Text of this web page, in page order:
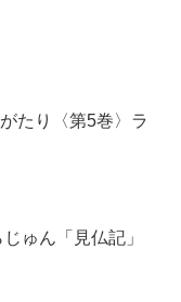
たり〈第5巻〉ラ
ゅん「見仏記」